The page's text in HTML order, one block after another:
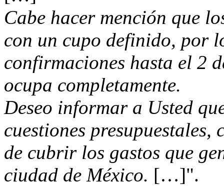
Cabe hacer mención que
con un cupo definido, por
confirmaciones hasta el 2
ocupa completamente.
Deseo informar a Usted
cuestiones presupuestales,
de cubrir los gastos que
ciudad de México. […]".